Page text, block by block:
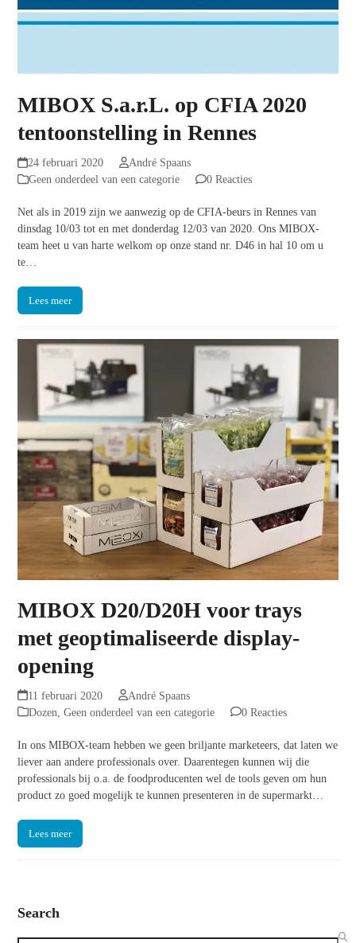
MIBOX S.a.r.L. op CFIA 2020
tentoonstelling in Rennes
24 februari 2020
André Spaans
Geen onderdeel van een categorie
0 Reacties
Net als in 2019 zijn we aanwezig op de CFIA-beurs in Rennes van
dinsdag 10/03 tot en met donderdag 12/03 van 2020. Ons MIBOX-
team heet u van harte welkom op onze stand nr. D46 in hal 10 om u
te…
Lees meer
MIBOX D20/D20H voor trays
met geoptimaliseerde display-
opening
11 februari 2020
André Spaans
Dozen ,Geen onderdeel van een categorie 0 Reacties
In ons MIBOX-team hebben we geen briljante marketeers, dat laten we
liever aan andere professionals over. Daarentegen kunnen wij die
professionals bij o.a. de foodproducenten wel de tools geven om hun
product zo goed mogelijk te kunnen presenteren in de supermarkt…
Lees meer
Search